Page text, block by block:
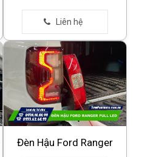
Đèn Hậu Ford Ranger